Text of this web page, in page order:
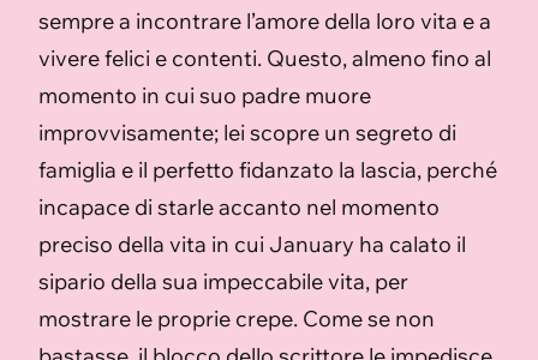
sempre a incontrare l’amore della loro vita e a
vivere felici e contenti. Questo, almeno fino al
momento in cui suo padre muore
improvvisamente; lei scopre un segreto di
famiglia e il perfetto fidanzato la lascia, perché
incapace di starle accanto nel momento
preciso della vita in cui January ha calato il
sipario della sua impeccabile vita, per
mostrare le proprie crepe. Come se non